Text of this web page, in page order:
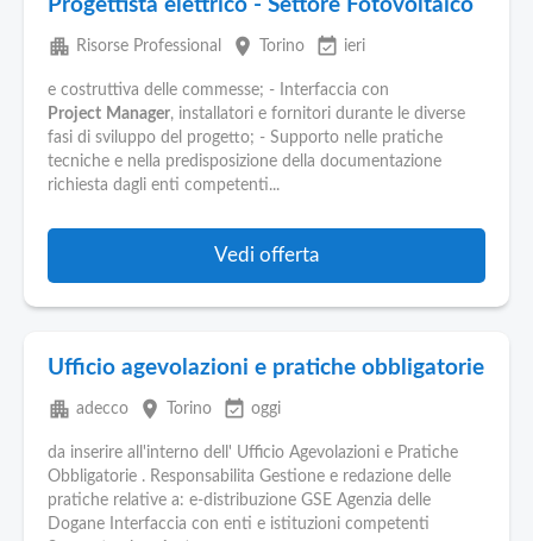
Progettista elettrico - Settore Fotovoltaico
apartment Risorse Professional place Torino event_available ieri
e costruttiva delle commesse; - Interfaccia con
Project Manager, installatori e fornitori durante le diverse
fasi di sviluppo del progetto; - Supporto nelle pratiche
tecniche e nella predisposizione della documentazione
richiesta dagli enti competenti...
Vedi offerta
Ufficio agevolazioni e pratiche obbligatorie
apartment adecco place Torino event_available oggi
da inserire all'interno dell' Ufficio Agevolazioni e Pratiche
Obbligatorie . Responsabilita Gestione e redazione delle
pratiche relative a: e-distribuzione GSE Agenzia delle
Dogane Interfaccia con enti e istituzioni competenti